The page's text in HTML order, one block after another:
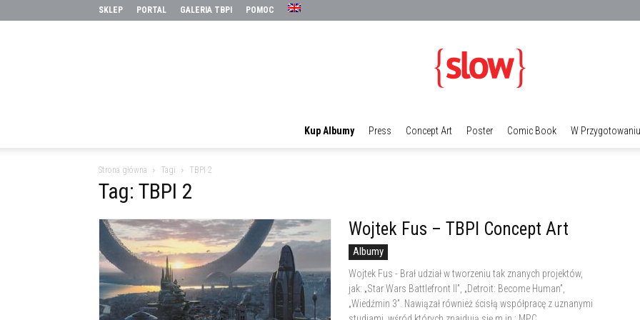
SKLEP PORTAL GALERIA TBPI POMOC
TBPI
Kup Albumy Press Concept Art Poster Comic Book W Przygotowaniu
Strona główna Tagi TBPI 2
Tag: TBPI 2
Wojtek Fus – TBPI Concept Art
Albumy
Wojtek Fus - Brał udział w tworzeniu tak znanych projektów,
jak: „Star Wars Battlefront II”, „Detroit: Become Human”,
„Wiedźmin 3”. Nawiązał również ścisłą współpracę z uznanymi